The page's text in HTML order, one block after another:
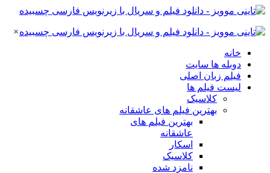
×
خانه
دوبله ها سایت
فیلم زبان اصلی
لیست فیلم ها
کلاسیک
بهترین فیلم های عاشقانه
بهترین فیلم های
عاشقانه
اسکار
کلاسیک
نامزد شده